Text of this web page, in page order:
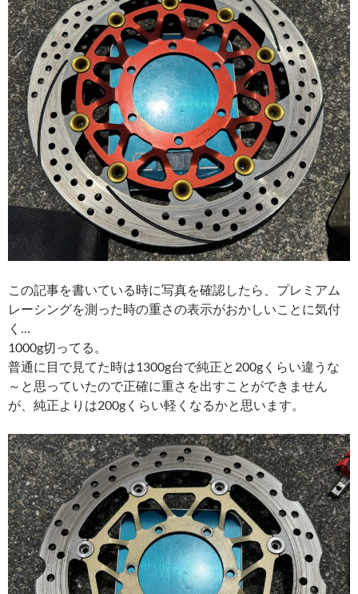
この記事を書いている時に写真を確認したら、プレミアム
レーシングを測った時の重さの表示がおかしいことに気付
く…
1000g切ってる。
普通に目で見てた時は1300g台で純正と200gくらい違うな
～と思っていたので正確に重さを出すことができません
が、純正よりは200gくらい軽くなるかと思います。